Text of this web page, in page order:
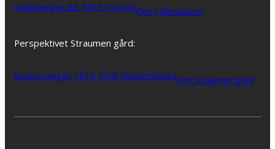
Kvaløyvegen 38, 9013 TromsøOm Folkeparken
Perspektivet Straumen gård:
Straumsvegen 1874, 9106 StraumsbuktaOm Straumen gård